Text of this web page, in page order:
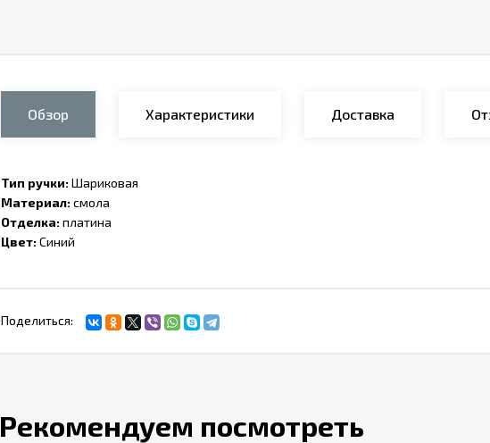
Обзор Характеристики Доставка
Тип ручки:Шариковая
Материал:смола
Отделка:платина
Цвет:Синий
Поделиться:
Рекомендуем посмотреть